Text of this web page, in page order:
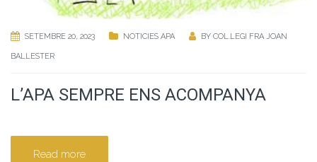
SETEMBRE 20, 2023 NOTICIES APA BY COL.LEGI FRA JOAN
BALLESTER
L’APA SEMPRE ENS ACOMPANYA
Read more